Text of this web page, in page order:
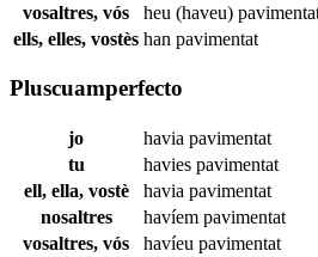
vosaltres, vós
heu (haveu)
ells, elles, vostès han pavimentat
Pluscuamperfecto
jo havia pavimentat
tu
havies pavimentat
ell, ella, vostè
havia pavimentat
nosaltres
havíem pavimentat
vosaltres, vós
havíeu pavimentat